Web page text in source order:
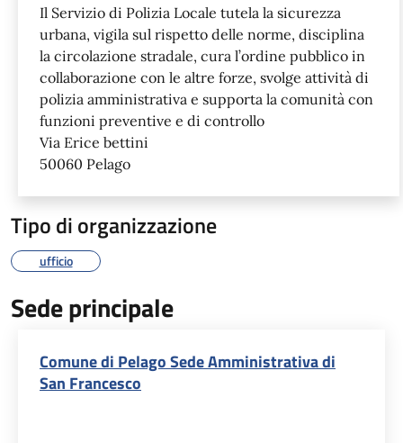
Il Servizio di Polizia Locale tutela la sicurezza
urbana, vigila sul rispetto delle norme, disciplina
la circolazione stradale, cura l’ordine pubblico in
collaborazione con le altre forze, svolge attività di
polizia amministrativa e supporta la comunità con
funzioni preventive e di controllo
Via Erice bettini
50060 Pelago
Tipo di organizzazione
ufficio
Sede principale
Comune di Pelago Sede Amministrativa di
San Francesco